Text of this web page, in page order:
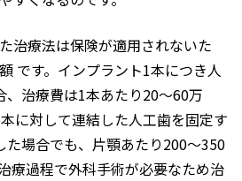
治療法は保険が適用されないた
です。インプラント1本につき人
治療費は1本あたり20～60万
に対して連結した人工歯を固定す
た場合でも、片顎あたり200～350
療過程で外科手術が必要なため治